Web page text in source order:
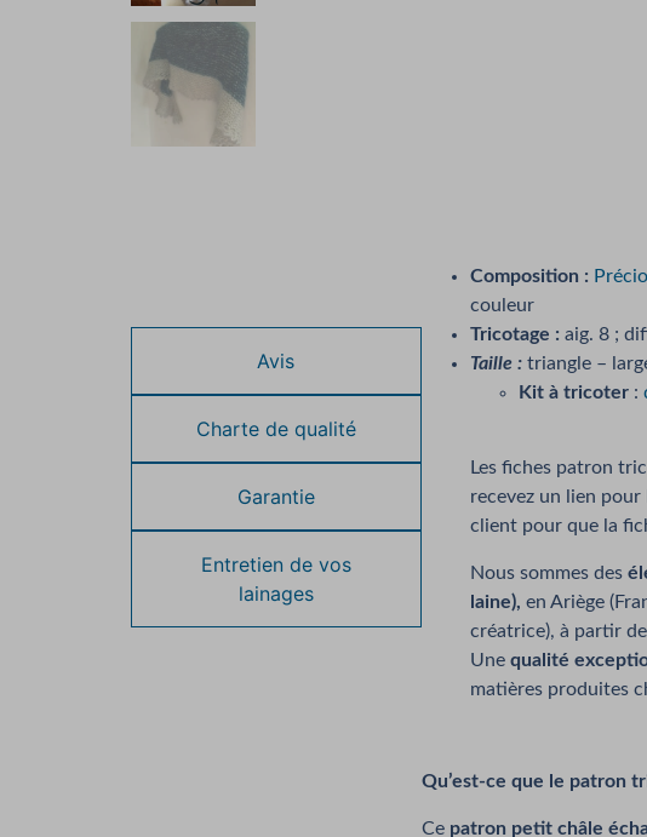
Avis
Charte de qualité
Garantie
Entretien de vos
lainages
Composition :
couleur
Tricotage : aig. 8 ;
Taille :triangle –
Kit à tricoter:
Les fiches patron
recevez un lien
client pour que la
Nous sommes des
laine), en Ariège
créatrice), à partir
Une qualité
matières produites
Qu’est-ce que le patron
Ce patron petit châle